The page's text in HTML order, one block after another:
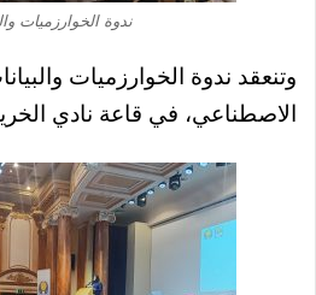
ندوة الخوارزميات
وتنعقد ندوة الخوارزميات
الاصطناعي، في قاعة نادي